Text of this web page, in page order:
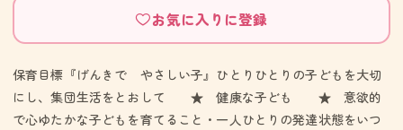
お気に入りに登録
保育目標『げんきで やさしい子』ひとりひとりの子どもを大切
にし、集団生活をとおして ★ 健康な子ども ★ 意欲的
で心ゆたかな子どもを育てること・一人ひとりの発達状態をいつ